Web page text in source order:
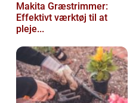
Makita Græstrimmer:
Effektivt værktøj til at
pleje...